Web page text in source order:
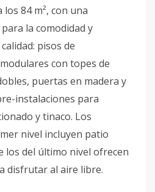
los 84 m², con una
la comodidad y
pisos de
con topes de
puertas en madera y
instalaciones para
y tinaco. Los
nivel incluyen patio
los del último nivel ofrecen
disfrutar al aire libre.